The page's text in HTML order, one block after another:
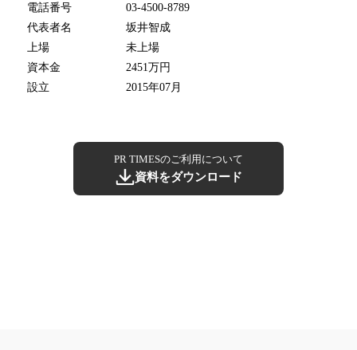
電話番号
03-4500-8789
代表者名
坂井智成
上場
未上場
資本金
2451万円
設立
2015年07月
PR TIMESのご利用について
資料をダウンロード